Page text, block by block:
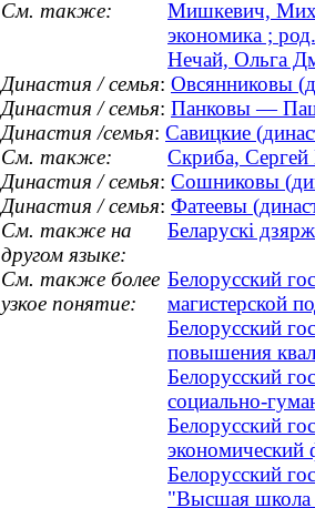
См. также:
Мишкевич,
экономика ;
Нечай, Ольга
Династия / семья: Овсянниковы
Династия / семья: Панковы —
Династия /семья: Савицкие
См. также:
Скриба, Сергей
Династия / семья: Сошниковы
Династия / семья: Фатеевы
См. также на
другом языке:
Беларускі
См. также более
узкое понятие:
Белорусский
магистерской
Белорусский
повышения
Белорусский
социально-
Белорусский
экономический
Белорусский
"Высшая школа